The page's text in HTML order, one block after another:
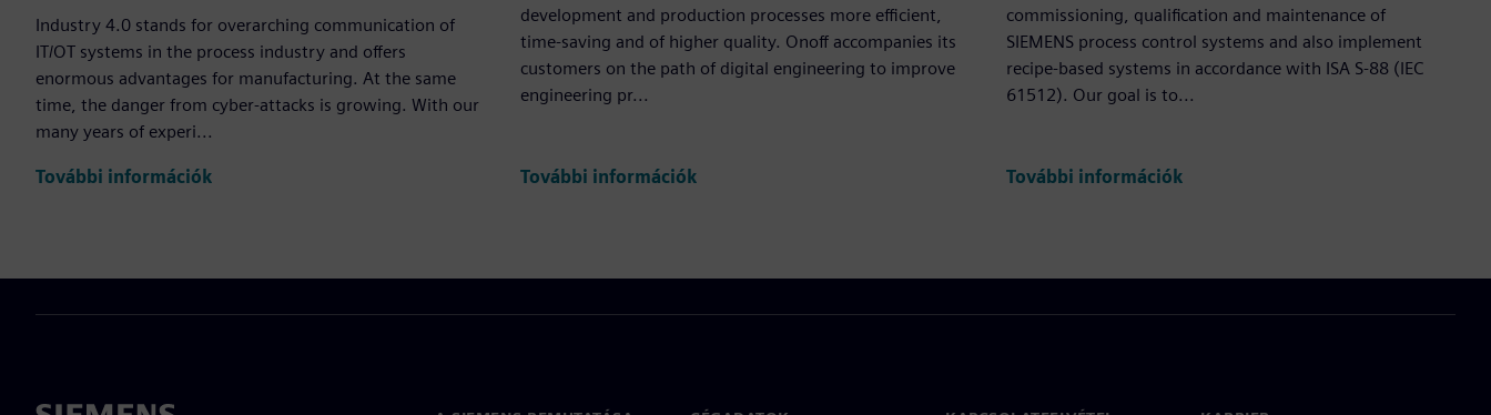
Industry 4.0 stands for overarching communication of
IT/OT systems in the process industry and offers
enormous advantages for manufacturing. At the same
time, the danger from cyber-attacks is growing. With our
many years of experi...
További információk
development and production processes more efficient,
time-saving and of higher quality. Onoff accompanies its
customers on the path of digital engineering to improve
engineering pr...
További információk
commissioning, qualification and maintenance of
SIEMENS process control systems and also implement
recipe-based systems in accordance with ISA S-88 (IEC
61512). Our goal is to...
További információk